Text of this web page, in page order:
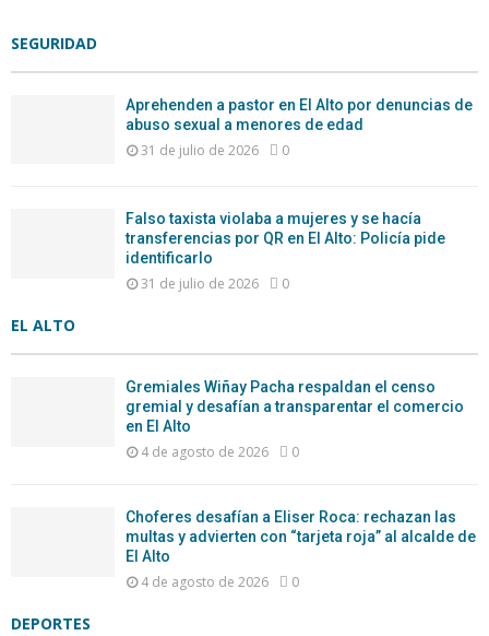
SEGURIDAD
Aprehenden a pastor en El Alto por denuncias de
abuso sexual a menores de edad
31 de julio de 2026 0
Falso taxista violaba a mujeres y se hacía
transferencias por QR en El Alto: Policía pide
identificarlo
31 de julio de 2026 0
EL ALTO
Gremiales Wiñay Pacha respaldan el censo
gremial y desafían a transparentar el comercio
en El Alto
4 de agosto de 2026 0
Choferes desafían a Eliser Roca: rechazan las
multas y advierten con “tarjeta roja” al alcalde de
El Alto
4 de agosto de 2026 0
DEPORTES